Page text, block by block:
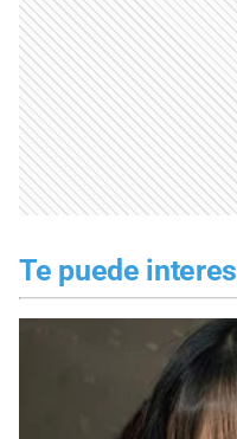
Te puede